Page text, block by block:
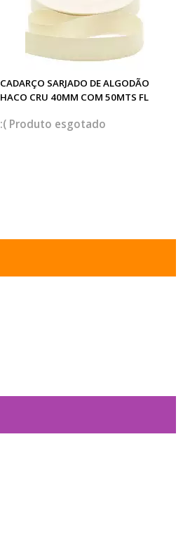
CADARÇO SARJADO DE ALGODÃO
HACO CRU 40MM COM 50MTS FL
esgotado